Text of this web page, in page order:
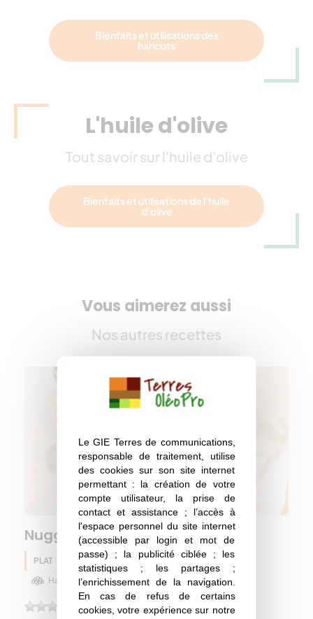
Le GIE Terres de communications,
responsable de traitement, utilise
des cookies sur son site internet
permettant : la création de votre
compte utilisateur, la prise de
contact et assistance ; l’accès à
l'espace personnel du site internet
(accessible par login et mot de
passe) ; la publicité ciblée ; les
statistiques ; les partages ;
l’enrichissement de la navigation.
En cas de refus de certains
cookies, votre expérience sur notre
Bienfaits et utilisations des
haricots
L'huile d'olive
Tout savoir sur l'huile d'olive
Bienfaits et utilisations de l'huile
d'olive
Vous aimerez aussi
Nos autres recettes
Nuggets aux 3 légumineuses
PLAT Eté Pois chiche
Lentille
Haricot